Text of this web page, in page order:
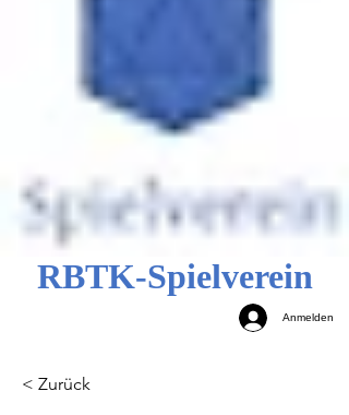
RBTK-Spielverein
Anmelden
< Zurück